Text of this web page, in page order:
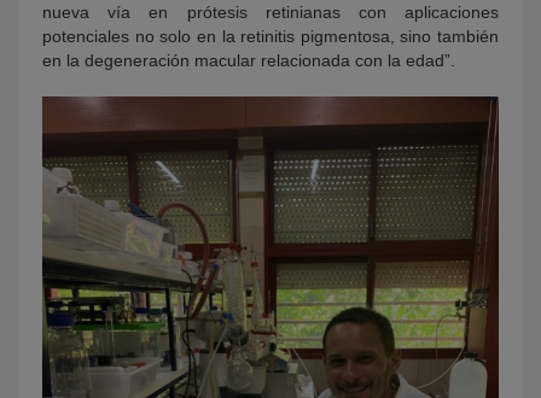
nueva vía en prótesis retinianas con aplicaciones
potenciales no solo en la retinitis pigmentosa, sino también
en la degeneración macular relacionada con la edad”.